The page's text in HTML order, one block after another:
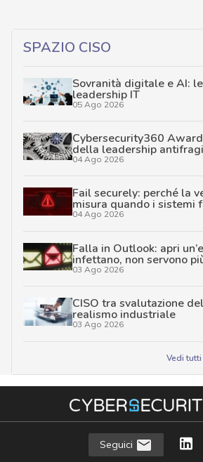
SPAZIO CISO
Sovranità digitale e AI:
leadership IT
05 Ago 2026
Cybersecurity360
della leadership
04 Ago 2026
Fail securely: perché la
misura quando i sistemi
04 Ago 2026
Falla in Outlook: apri
infettano, non servono
03 Ago 2026
CISO tra svalutazione
realismo industriale
03 Ago 2026
Vedi
Seguici